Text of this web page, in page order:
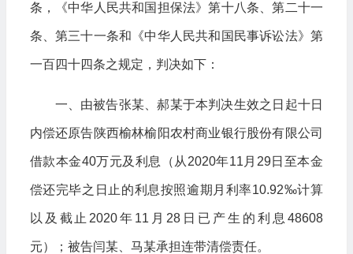
条，《中华人民共和国担保法》第十八条、第二十一
条、第三十一条和《中华人民共和国民事诉讼法》第
一百四十四条之规定，判决如下：
一、由被告张某、郝某于本判决生效之日起十日
内偿还原告陕西榆林榆阳农村商业银行股份有限公司
借款本金40万元及利息（从2020年11月29日至本金
偿还完毕之日止的利息按照逾期月利率10.92‰计算
以及截止2020年11月28日已产生的利息48608
元）；被告闫某、马某承担连带清偿责任。